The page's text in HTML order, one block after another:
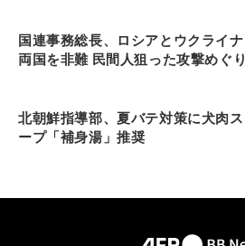
国連事務総長、ロシアとウクライナ
両国を非難 民間人狙った攻撃めぐり
北朝鮮指導部、夏バテ対策に犬肉ス
ープ「補身湯」推奨